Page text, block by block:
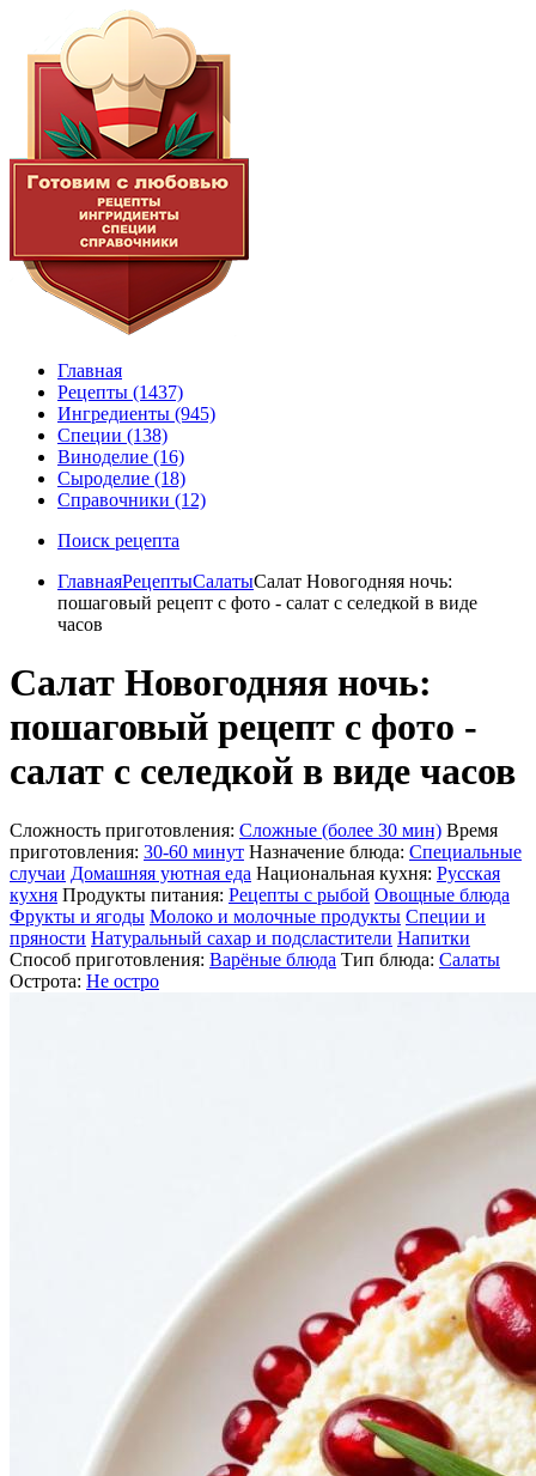
Главная
Рецепты (1437)
Ингредиенты (945)
Специи (138)
Виноделие (16)
Сыроделие (18)
Справочники (12)
Поиск рецепта
ГлавнаяРецептыСалатыСалат Новогодняя ночь:
пошаговый рецепт с фото - салат с селедкой в виде
часов
Салат Новогодняя ночь:
пошаговый рецепт с фото -
салат с селедкой в виде часов
Сложность приготовления: Сложные (более 30 мин) Время
приготовления: 30-60 минут Назначение блюда: Специальные
случаи Домашняя уютная еда Национальная кухня: Русская
кухня Продукты питания: Рецепты с рыбой Овощные блюда
Фрукты и ягоды Молоко и молочные продукты Специи и
пряности Натуральный сахар и подсластители Напитки
Способ приготовления: Варёные блюда Тип блюда: Салаты
Острота: Не остро